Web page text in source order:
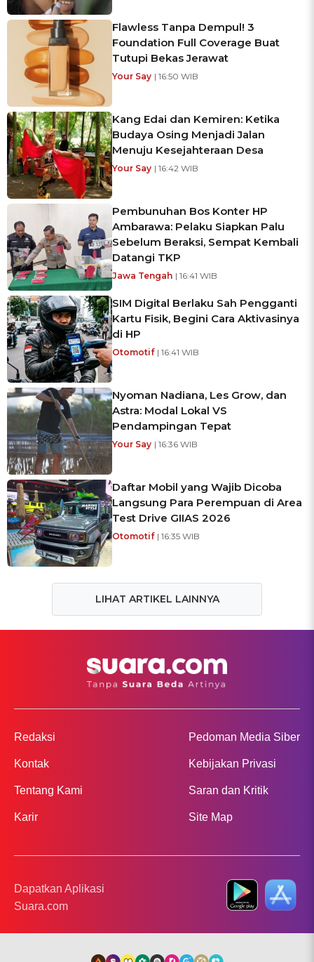
Flawless Tanpa Dempul! 3
Foundation Full Coverage Buat
Tutupi Bekas Jerawat
Your Say | 16:50 WIB
Kang Edai dan Kemiren: Ketika
Budaya Osing Menjadi Jalan
Menuju Kesejahteraan Desa
Your Say | 16:42 WIB
Pembunuhan Bos Konter HP
Ambarawa: Pelaku Siapkan Palu
Sebelum Beraksi, Sempat Kembali
Datangi TKP
Jawa Tengah | 16:41 WIB
SIM Digital Berlaku Sah Pengganti
Kartu Fisik, Begini Cara Aktivasinya
di HP
Otomotif | 16:41 WIB
Nyoman Nadiana, Les Grow, dan
Astra: Modal Lokal VS
Pendampingan Tepat
Your Say | 16:36 WIB
Daftar Mobil yang Wajib Dicoba
Langsung Para Perempuan di Area
Test Drive GIIAS 2026
Otomotif | 16:35 WIB
LIHAT ARTIKEL LAINNYA
Redaksi
Kontak
Tentang Kami
Karir
Pedoman Media Siber
Kebijakan Privasi
Saran dan Kritik
Site Map
Dapatkan Aplikasi
Suara.com